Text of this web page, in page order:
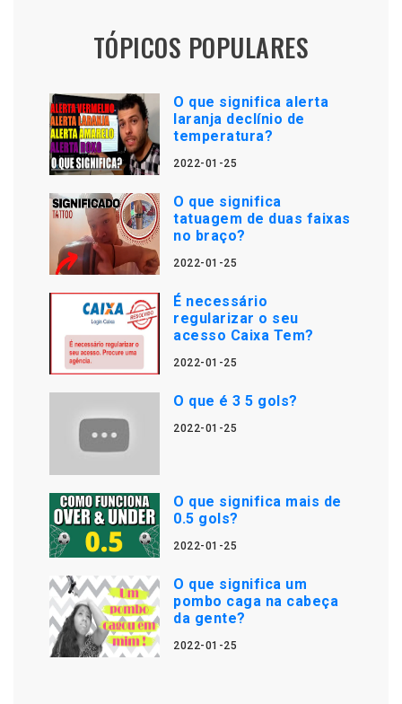
TÓPICOS POPULARES
O que significa alerta
laranja declínio de
temperatura?
2022-01-25
O que significa
tatuagem de duas faixas
no braço?
2022-01-25
É necessário
regularizar o seu
acesso Caixa Tem?
2022-01-25
O que é 3 5 gols?
2022-01-25
O que significa mais de
0.5 gols?
2022-01-25
O que significa um
pombo caga na cabeça
da gente?
2022-01-25